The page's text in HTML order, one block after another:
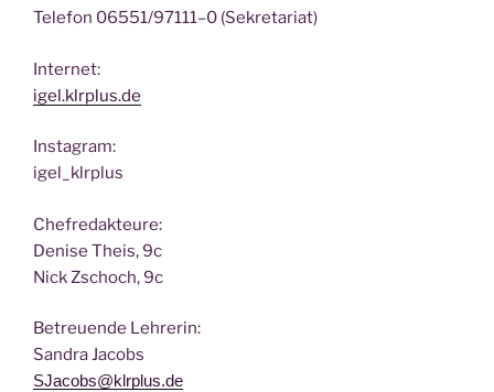
Tele­fon 06551/97111–0 (Sekre­ta­ri­at)
Inter­net:
igel.klrplus.de
Insta­gram:
igel_klrplus
Chef­re­dak­teu­re:
Deni­se Theis, 9c
Nick Zscho­ch, 9c
Betreu­en­de Lehrerin:
San­dra Jacobs
SJacobs@klrplus.de